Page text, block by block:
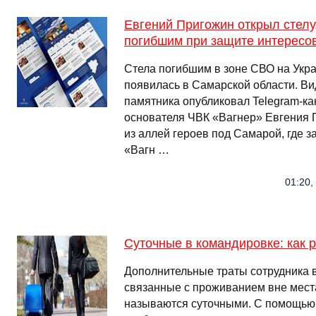
Евгений Пригожин открыл
погибшим при защите
Стела погибшим в зоне СВО на
появилась в Самарской области.
памятника опубликовал Telegram-
основателя ЧВК «Вагнер»
из аллей героев под Самарой, где
«Вагн …
01:20,
Суточные в командировке: как
Дополнительные траты сотрудника
связанные с проживанием вне
называются суточными. С помощью